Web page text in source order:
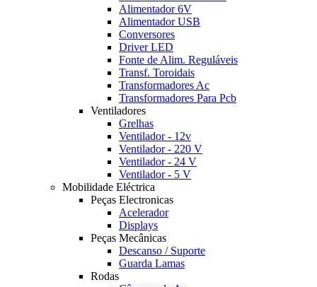
Alimentador 6V
Alimentador USB
Conversores
Driver LED
Fonte de Alim. Reguláveis
Transf. Toroidais
Transformadores Ac
Transformadores Para Pcb
Ventiladores
Grelhas
Ventilador - 12v
Ventilador - 220 V
Ventilador - 24 V
Ventilador - 5 V
Mobilidade Eléctrica
Peças Electronicas
Acelerador
Displays
Peças Mecânicas
Descanso / Suporte
Guarda Lamas
Rodas